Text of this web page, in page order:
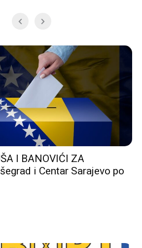
I BANOVIĆI ZA
i Centar Sarajevo po